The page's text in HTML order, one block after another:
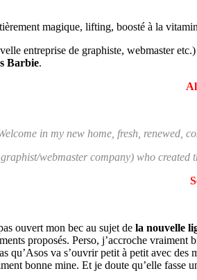
magique, lifting, boosté à la
entreprise de graphiste, webmaster
Barbie.
in my new home, fresh, renewed,
webmaster company) who
ouvert mon bec au sujet de la nouvelle
proposés. Perso, j’accroche
qu’Asos va s’ouvrir petit à petit avec
bonne mine. Et je doute qu’elle fasse